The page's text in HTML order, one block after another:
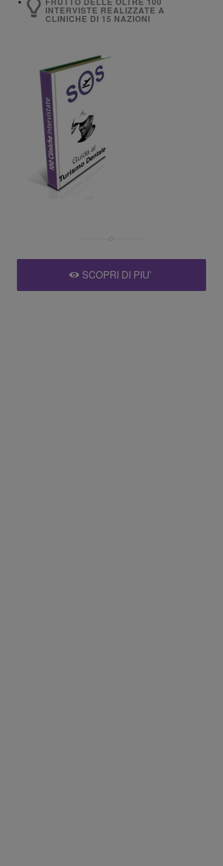
INTERVISTE REALIZZATE A
CLINICHE DI 15 NAZIONI
SCOPRI DI PIU’